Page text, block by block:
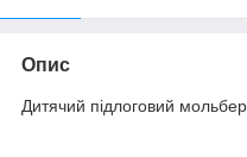
Опис
Дитячий підлоговий